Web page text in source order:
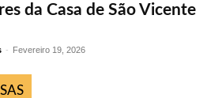
da Casa de São Vicente
- Fevereiro 19, 2026